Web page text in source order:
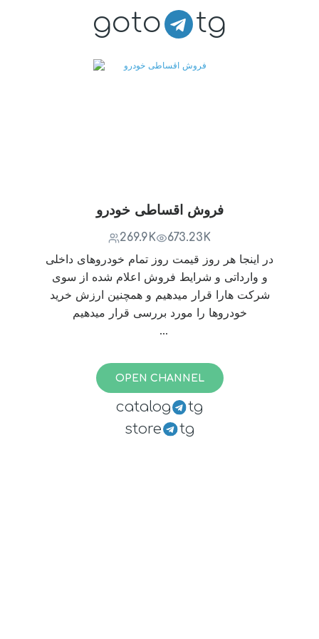
goto tg
فروش اقساطی خودرو
269.9K
673.23K
در اینجا هر روز قیمت روز تمام خودروهای داخلی
و وارداتی و شرایط فروش اعلام شده از سوی
شرکت هارا قرار میدهیم و همچنین ارزش خرید
خودروها را مورد بررسی قرار میدهیم
t.me/joinchat/AAAAAFPlyezn5u6eoRs6
yw
OPEN CHANNEL
catalog
tg
store
tg